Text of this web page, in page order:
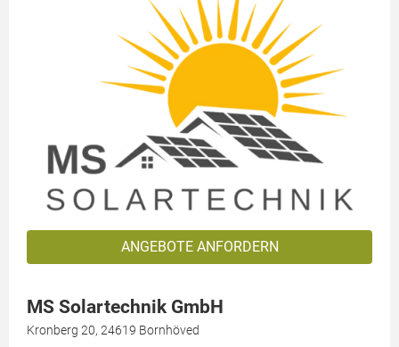
ANGEBOTE ANFORDERN
MS Solartechnik GmbH
Kronberg 20, 24619 Bornhöved